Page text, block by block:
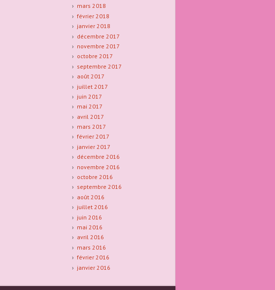
mars 2018
février 2018
janvier 2018
décembre 2017
novembre 2017
octobre 2017
septembre 2017
août 2017
juillet 2017
juin 2017
mai 2017
avril 2017
mars 2017
février 2017
janvier 2017
décembre 2016
novembre 2016
octobre 2016
septembre 2016
août 2016
juillet 2016
juin 2016
mai 2016
avril 2016
mars 2016
février 2016
janvier 2016